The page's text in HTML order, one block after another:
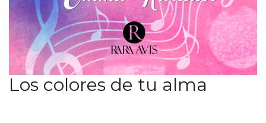
Los colores de tu alma